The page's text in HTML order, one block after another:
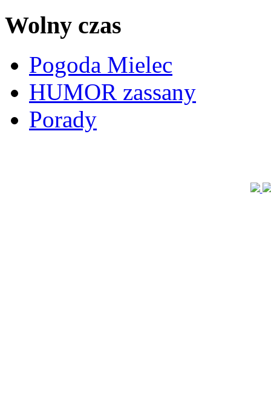
Wolny czas
Pogoda Mielec
HUMOR zassany
Porady